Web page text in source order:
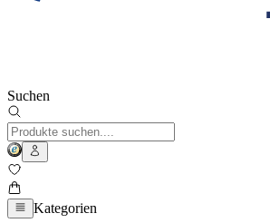
Suchen
Kategorien